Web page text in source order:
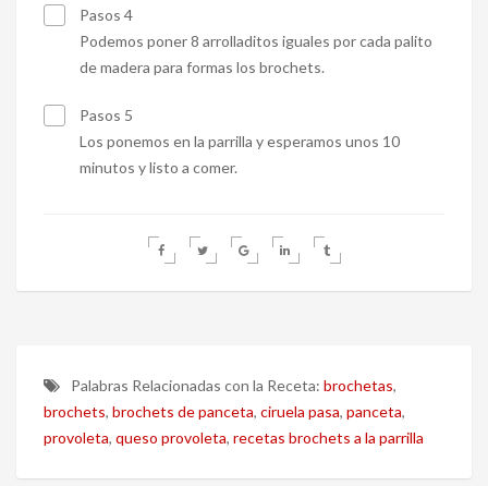
Pasos 4
Podemos poner 8 arrolladitos iguales por cada palito
de madera para formas los brochets.
Pasos 5
Los ponemos en la parrilla y esperamos unos 10
minutos y listo a comer.
Palabras Relacionadas con la Receta: brochetas,
brochets, brochets de panceta, ciruela pasa, panceta,
provoleta, queso provoleta, recetas brochets a la parrilla